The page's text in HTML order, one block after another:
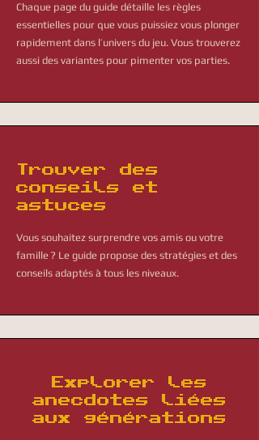
Chaque page du guide détaille les règles
essentielles pour que vous puissiez vous plonger
rapidement dans l’univers du jeu. Vous trouverez
aussi des variantes pour pimenter vos parties.
Trouver des
conseils et
astuces
Vous souhaitez surprendre vos amis ou votre
famille ? Le guide propose des stratégies et des
conseils adaptés à tous les niveaux.
Explorer les
anecdotes liées
aux générations